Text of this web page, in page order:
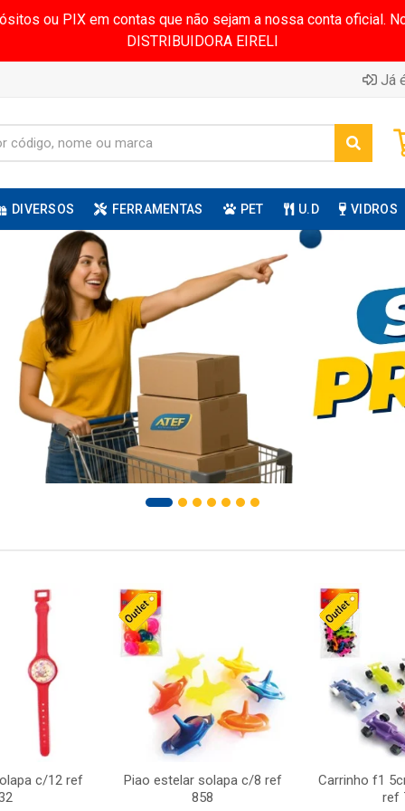
ou PIX em contas que não sejam a nossa conta oficial.
DISTRIBUIDORA EIRELI
Já
DIVERSOS FERRAMENTAS PET U.D VIDROS
c/12 ref
Piao estelar solapa c/8 ref
858
Carrinho f1
ref